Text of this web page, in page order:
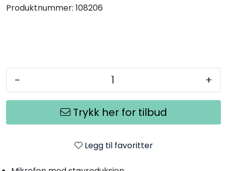
Produktnummer: 108206
- +
Trykk her for tilbud
Legg til favoritter
Tilbehør
Outlet